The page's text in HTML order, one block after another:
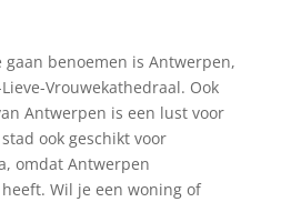
gaan benoemen is Antwerpen,
Vrouwekathedraal. Ook
Antwerpen is een lust voor
ook geschikt voor
omdat Antwerpen
Wil je een woning of